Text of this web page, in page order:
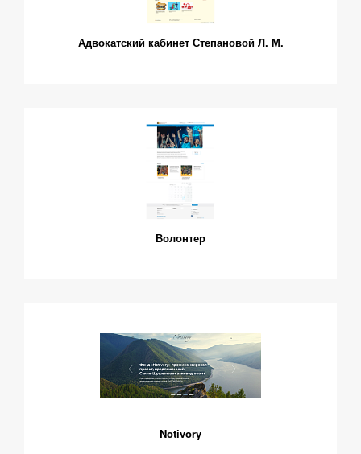
Адвокатский кабинет Степановой Л. М.
Волонтер
Notivory